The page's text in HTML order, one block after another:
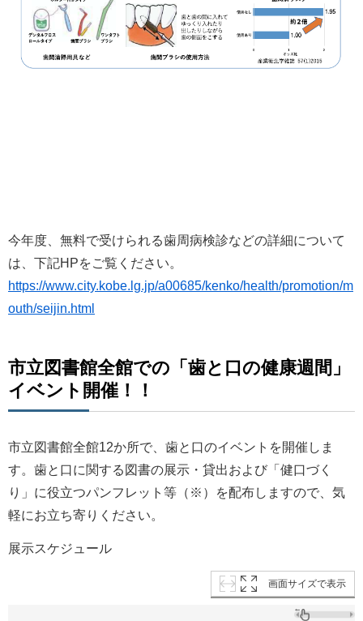
今年度、無料で受けられる歯周病検診などの詳細について
は、下記HPをご覧ください。
https://www.city.kobe.lg.jp/a00685/kenko/health/promotion/m
outh/seijin.html
市立図書館全館での「歯と口の健康週間」
イベント開催！！
市立図書館全館12か所で、歯と口のイベントを開催しま
す。歯と口に関する図書の展示・貸出および「健口づく
り」に役立つパンフレット等（※）を配布しますので、気
軽にお立ち寄りください。
展示スケジュール
画面サイズで表示